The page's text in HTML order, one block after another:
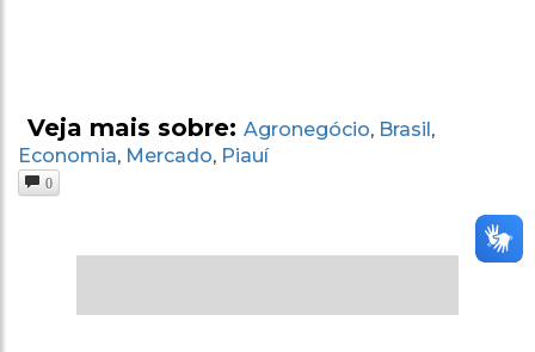
Veja mais sobre: Agronegócio, Brasil,
Economia, Mercado, Piauí
0